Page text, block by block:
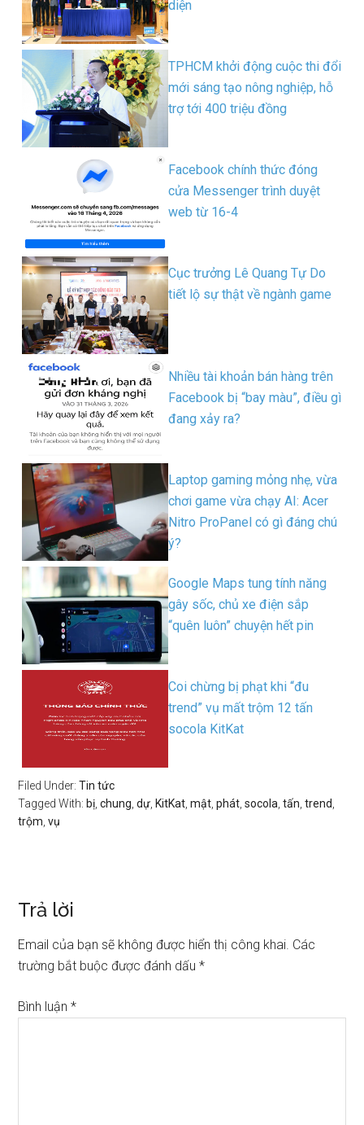
diện
TPHCM khởi động cuộc thi đổi
mới sáng tạo nông nghiệp, hỗ
trợ tới 400 triệu đồng
Facebook chính thức đóng
cửa Messenger trình duyệt
web từ 16-4
Cục trưởng Lê Quang Tự Do
tiết lộ sự thật về ngành game
Nhiều tài khoản bán hàng trên
Facebook bị “bay màu”, điều gì
đang xảy ra?
Laptop gaming mỏng nhẹ, vừa
chơi game vừa chạy AI: Acer
Nitro ProPanel có gì đáng chú
ý?
Google Maps tung tính năng
gây sốc, chủ xe điện sắp
“quên luôn” chuyện hết pin
Coi chừng bị phạt khi “đu
trend” vụ mất trộm 12 tấn
socola KitKat
Filed Under:Tin tức
Tagged With: bị ,chung ,dự KitKat ,mật ,phát ,socola ,tấn ,trend
trộm ,vụ
Trả lời
Email của bạn sẽ không được hiển thị công khai. Các
trường bắt buộc được đánh dấu*
Bình luận*